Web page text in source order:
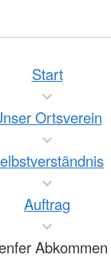
Start
Ortsverein
Auftrag
Abkommen